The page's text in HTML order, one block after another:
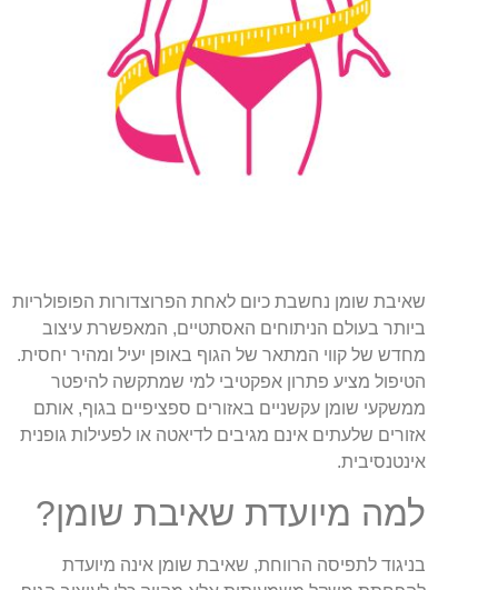
שאיבת שומן נחשבת כיום לאחת הפרוצדורות הפופולריות
ביותר בעולם הניתוחים האסתטיים, המאפשרת עיצוב
מחדש של קווי המתאר של הגוף באופן יעיל ומהיר יחסית.
הטיפול מציע פתרון אפקטיבי למי שמתקשה להיפטר
ממשקעי שומן עקשניים באזורים ספציפיים בגוף, אותם
אזורים שלעתים אינם מגיבים לדיאטה או לפעילות גופנית
אינטנסיבית.
למה מיועדת שאיבת שומן?
בניגוד לתפיסה הרווחת, שאיבת שומן אינה מיועדת